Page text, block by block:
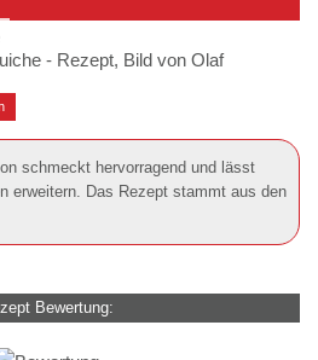
schmeckt hervorragend und lässt
erweitern. Das Rezept stammt aus den
Bewertung: